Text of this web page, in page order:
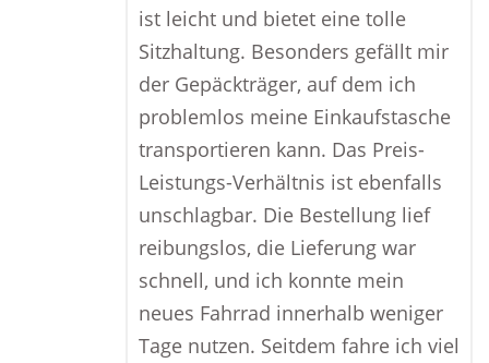
ist leicht und bietet eine tolle
Sitzhaltung. Besonders gefällt mir
der Gepäckträger, auf dem ich
problemlos meine Einkaufstasche
transportieren kann. Das Preis-
Leistungs-Verhältnis ist ebenfalls
unschlagbar. Die Bestellung lief
reibungslos, die Lieferung war
schnell, und ich konnte mein
neues Fahrrad innerhalb weniger
Tage nutzen. Seitdem fahre ich viel